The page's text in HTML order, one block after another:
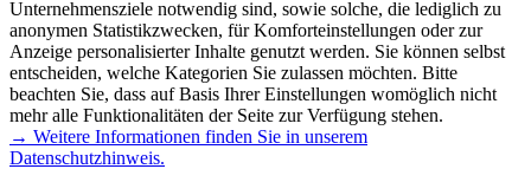
Unternehmensziele notwendig sind, sowie solche, die lediglich zu
anonymen Statistikzwecken, für Komforteinstellungen oder zur
Anzeige personalisierter Inhalte genutzt werden. Sie können selbst
entscheiden, welche Kategorien Sie zulassen möchten. Bitte
beachten Sie, dass auf Basis Ihrer Einstellungen womöglich nicht
mehr alle Funktionalitäten der Seite zur Verfügung stehen.
→ Weitere Informationen finden Sie in unserem
Datenschutzhinweis.